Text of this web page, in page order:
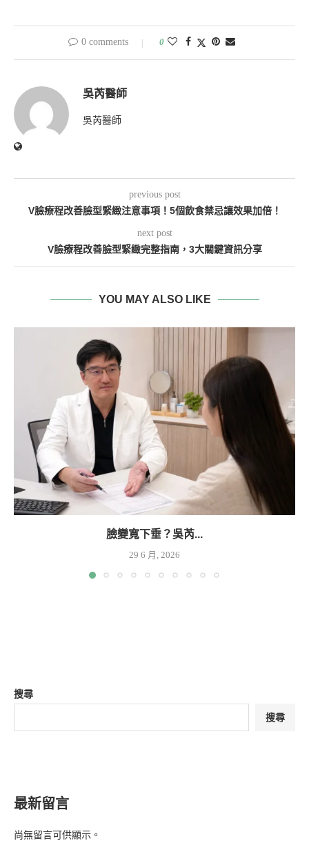
0 comments 0
吳芮醫師
吳芮醫師
previous post
V臉療程改善臉型緊緻注意事項！5個飲食禁忌讓效果加倍！
next post
V臉療程改善臉型緊緻完整指南，3大關鍵資訊分享
YOU MAY ALSO LIKE
臉變寬下垂？吳芮...
29 6 月, 2026
搜尋
搜尋
最新留言
尚無留言可供顯示。